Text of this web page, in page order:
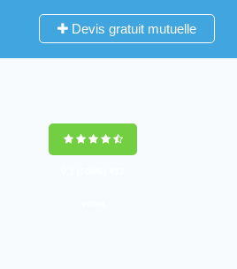
Devis gratuit mutuelle